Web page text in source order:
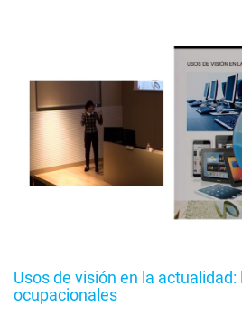
Usos de visión en la actualidad:
ocupacionales